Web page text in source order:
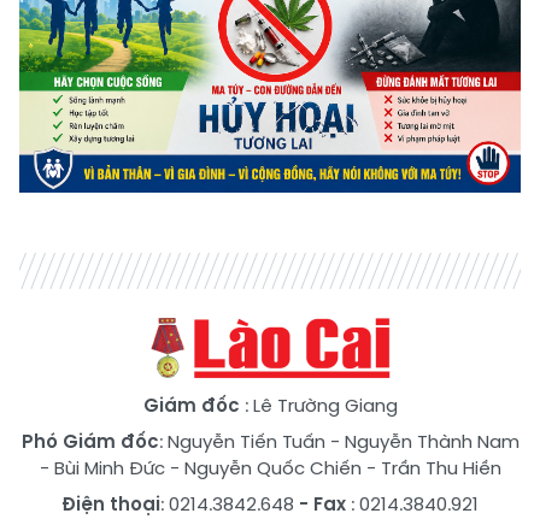
Giám đốc : Lê Trường Giang
Phó Giám đốc:Nguyễn Tiến Tuấn - Nguyễn Thành Nam
- Bùi Minh Đức- Nguyễn Quốc Chiến - Trần Thu Hiền
Điện thoại: 0214.3842.648 - Fax : 0214.3840.921